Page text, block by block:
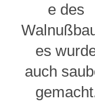
e des
es
auch